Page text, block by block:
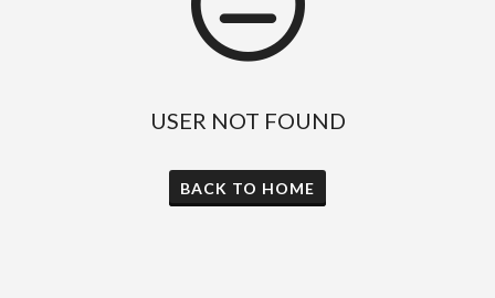
USER NOT FOUND
BACK TO HOME